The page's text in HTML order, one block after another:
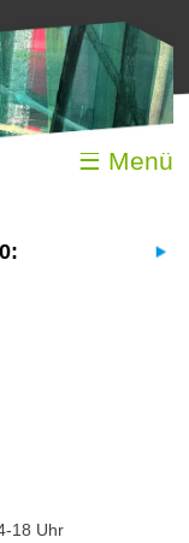
☰ Menü
18 Uhr